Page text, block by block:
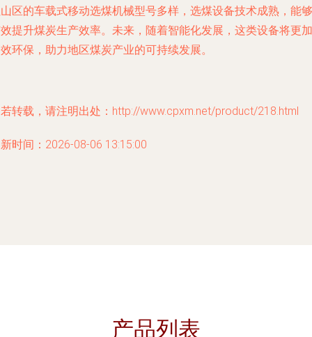
区的车载式移动选煤机械型号多样，选煤设备技术成熟，能够
提升煤炭生产效率。未来，随着智能化发展，这类设备将更加
环保，助力地区煤炭产业的可持续发展。
转载，请注明出处：http://www.cpxm.net/product/218.html
时间：2026-08-06 13:15:00
产品列表